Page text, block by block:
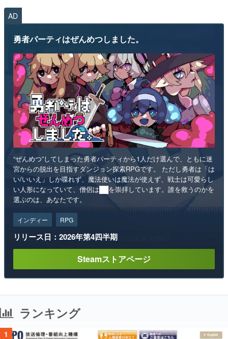
AD
勇者パーティはぜんめつしました。
“ぜんめつ”してしまった勇者パーティから1人だけ選んで、ともに迷
宮からの脱出を目指すダンジョン探索RPGです。 ただし勇者は「は
い/いいえ」しか喋れず、魔法使いは魔法が使えず、戦士は可愛らし
い人形になっていて、僧侶は██を崇拝しています。誰を救うのかを
選ぶのは、あなたです。
インディー RPG
リリース日：2026年第4四半期
Steamストアページ
ランキング
1